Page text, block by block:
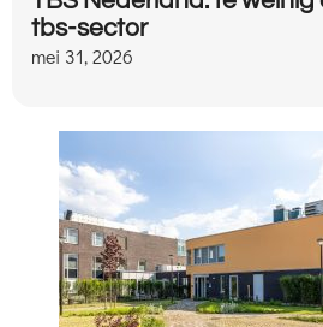
tbs-sector
mei 31, 2026